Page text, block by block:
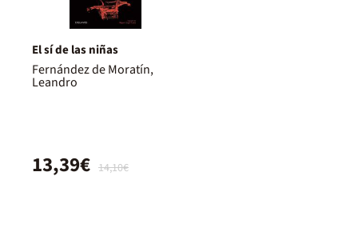
El sí de las niñas
Fernández de Moratín,
Leandro
14,10€
13,39€